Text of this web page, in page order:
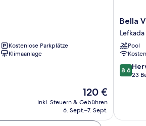
Kostenlose Parkplätze
Klimaanlage
Der
Preis
beträgt
120 €
inkl. Steuern & Gebühren
6. Sept.–7. Sept.
Bella
Vista
Lefkada
Bella
Lefkada
Pool
8.6
von
8,6
23